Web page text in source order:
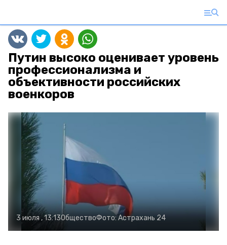
Путин высоко оценивает уровень
профессионализма и
объективности российских
военкоров
3 июля , 13:13ОбществоФото:Астрахань 24